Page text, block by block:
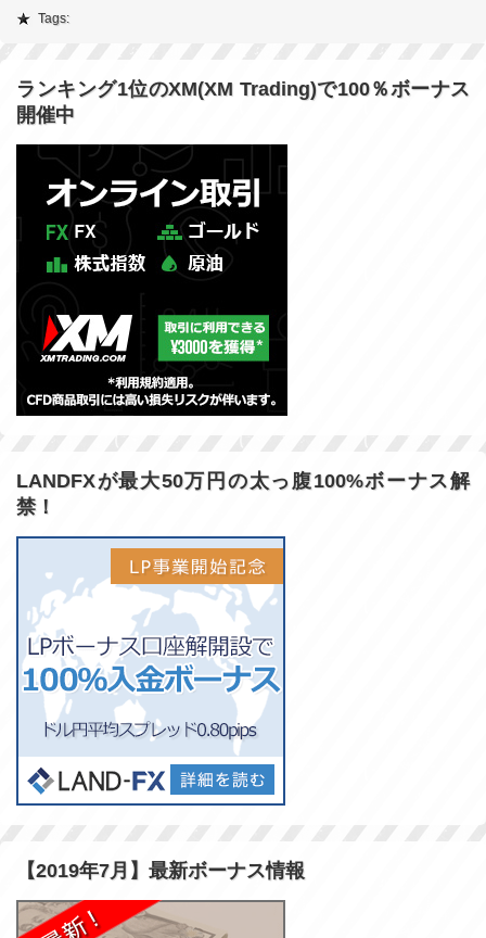
Tags:
ランキング1位のXM(XM Trading)で100％ボーナス
開催中
LANDFXが最大50万円の太っ腹100%ボーナス解
禁！
【2019年7月】最新ボーナス情報